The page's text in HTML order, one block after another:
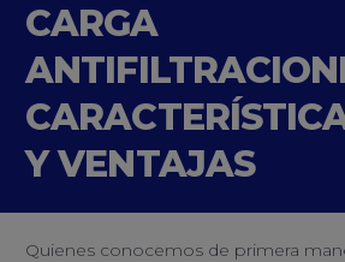
CARGA
Y VENTAJAS
Quienes conocemos de primera